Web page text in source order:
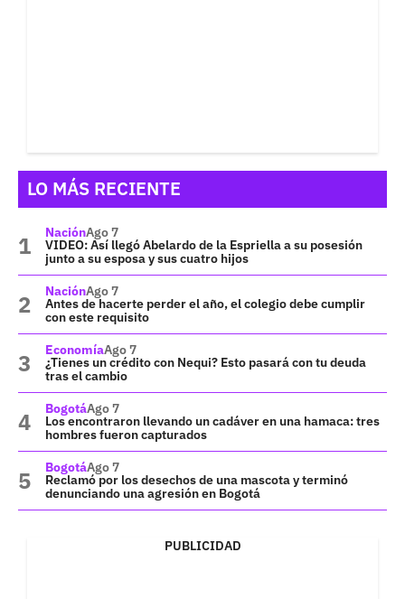
LO MÁS RECIENTE
NaciónAgo 7
VIDEO: Así llegó Abelardo de la Espriella a su posesión
junto a su esposa y sus cuatro hijos
NaciónAgo 7
Antes de hacerte perder el año, el colegio debe cumplir
con este requisito
EconomíaAgo 7
¿Tienes un crédito con Nequi? Esto pasará con tu deuda
tras el cambio
BogotáAgo 7
Los encontraron llevando un cadáver en una hamaca: tres
hombres fueron capturados
BogotáAgo 7
Reclamó por los desechos de una mascota y terminó
denunciando una agresión en Bogotá
PUBLICIDAD